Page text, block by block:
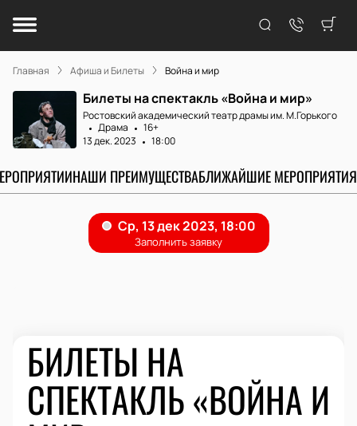
Главная Афиша и Билеты Война и мир
Билеты на спектакль «Война и мир»
Ростовский академический театр драмы им. М.Горького
Драма
16+
13 дек. 2023
18:00
НАШИ ПРЕИМУЩЕСТВАБЛИЖАЙШИЕ МЕРОПРИЯТИЯ
БИЛЕТЫ НА
СПЕКТАКЛЬ «ВОЙНА И